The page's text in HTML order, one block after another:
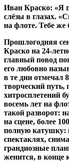
Иван Краско: «Я
слёзы в глазах.
на флоте. Тебе же
Прошлогодняя
Краско на 24-
главный повод
его любовно
в те дни отмечал
творческий
хитросплетений
восемь лет на
такой разворот:
на сцене, более
полную катушку:
спектаклях,
грандиозные
женится, в конце